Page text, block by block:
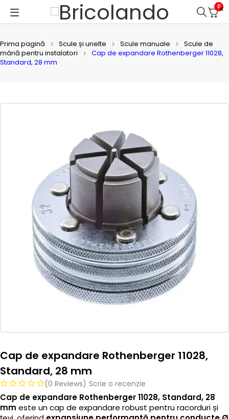
0
Prima pagină Scule și unelte Scule manuale
Scule de
mână pentru instalatori
Cap de expandare Rothenberger 11028,
Standard, 28 mm
Cap de expandare Rothenberger 11028,
Standard, 28 mm
(0 Reviews) Scrie o recenzie
Cap de expandare Rothenberger 11028, Standard, 28
mm este un cap de expandare robust pentru racorduri și